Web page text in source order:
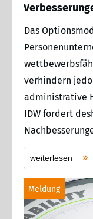
Das
verhindern
administrative
IDW fordert
weiterlesen
Meldung